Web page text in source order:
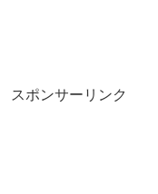
スポンサーリンク